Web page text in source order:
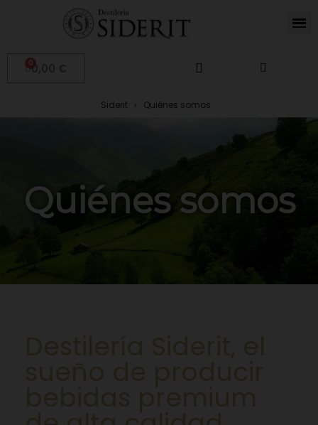
0,00 €
Siderit Quiénes somos
Quiénes somos